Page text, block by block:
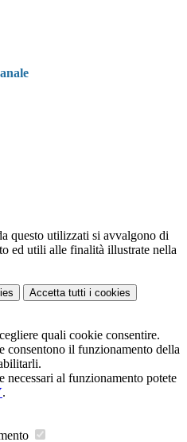
questo utilizzati si avvalgono di
ed utili alle finalità illustrate nella
Accetta tutti i cookies
quali cookie consentire.
consentono il funzionamento della
necessari al funzionamento potete
.